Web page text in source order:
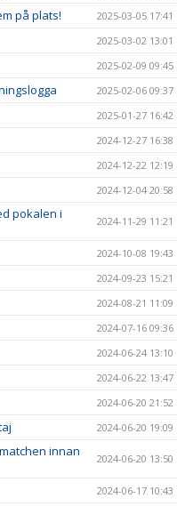
på plats! 2025-03-05 17:41
2025-03-02 13:01
2025-02-09 09:45
2025-02-06 09:37
2025-01-27 16:42
2024-12-27 16:38
2024-12-22 12:19
2024-12-04 20:58
pokalen i
2024-11-29 11:21
2024-10-08 19:43
2024-09-23 15:21
2024-08-21 11:09
2024-07-16 09:36
2024-06-24 13:10
2024-06-22 13:47
2024-06-20 21:52
2024-06-20 19:09
innan
2024-06-20 13:50
2024-06-17 10:43